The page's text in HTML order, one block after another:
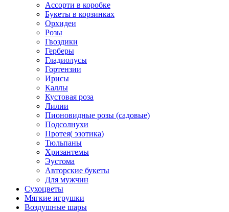
Ассорти в коробке
Букеты в корзинках
Орхидеи
Розы
Гвоздики
Герберы
Гладиолусы
Гортензии
Ирисы
Каллы
Кустовая роза
Лилии
Пионовидные розы (садовые)
Подсолнухи
Протея( эзотика)
Тюльпаны
Хризантемы
Эустома
Авторские букеты
Для мужчин
Сухоцветы
Мягкие игрушки
Воздушные шары